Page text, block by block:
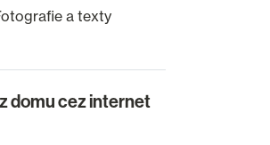
a texty
domu cez internet